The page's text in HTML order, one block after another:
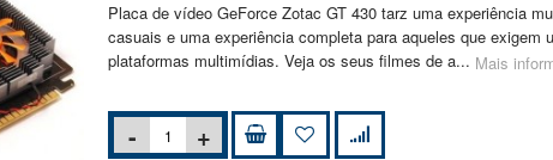
Placa de vídeo GeForce Zotac GT 430 tarz uma experiência
casuais e uma experiência completa para aqueles que exigem
plataformas multimídias. Veja os seus filmes de a... Mais